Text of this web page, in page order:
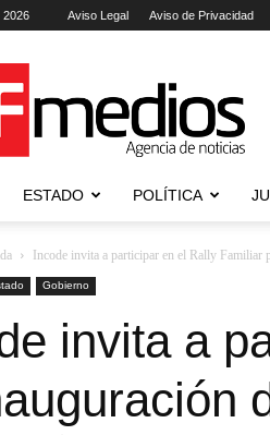
2026 Aviso Legal Aviso de Privacidad
Agencia
de
Noticias
ESTADO POLÍTICA
Incode invita a participar en el Rally Familiar
Gobierno
invita a